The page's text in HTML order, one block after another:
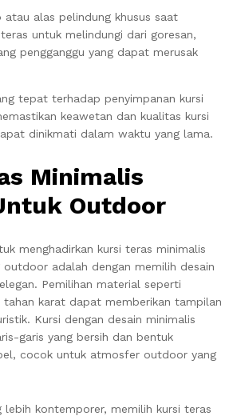
atau alas pelindung khusus saat
untuk melindungi dari goresan,
pengganggu yang dapat merusak
tepat terhadap penyimpanan kursi
keawetan dan kualitas kursi
dinikmati dalam waktu yang lama.
Minimalis
Outdoor
menghadirkan kursi teras minimalis
adalah dengan memilih desain
Pemilihan material seperti
tahan karat dapat memberikan tampilan
Kursi dengan desain minimalis
garis yang bersih dan bentuk
cocok untuk atmosfer outdoor yang
lebih kontemporer, memilih kursi teras